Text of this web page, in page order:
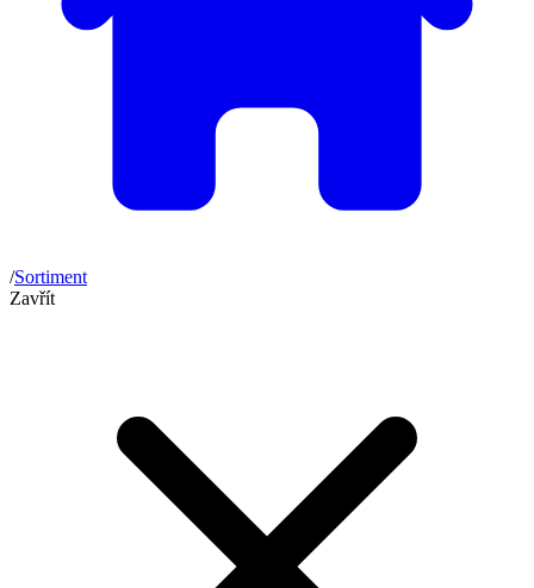
/Sortiment
Zavřít